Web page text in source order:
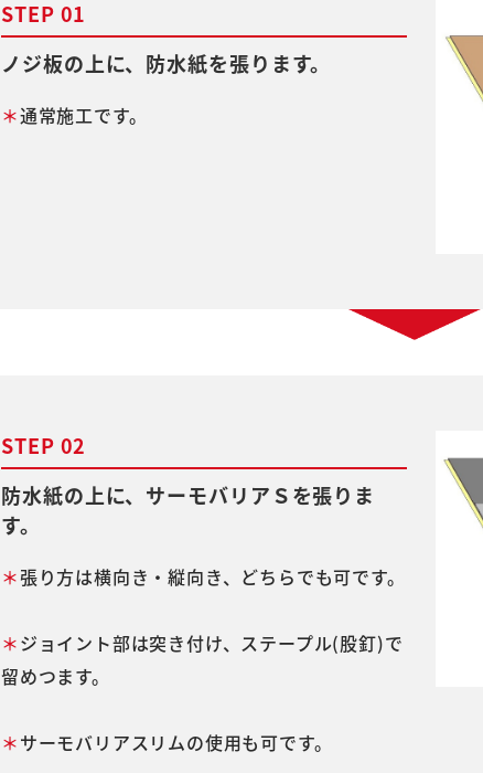
STEP 01
ノジ板の上に、防水紙を張ります。
＊通常施工です。
STEP 02
防水紙の上に、サーモバリアＳを張りま
す。
＊張り方は横向き・縦向き、どちらでも可です。
＊ジョイント部は突き付け、ステープル(股釘)で
留めつます。
＊サーモバリアスリムの使用も可です。